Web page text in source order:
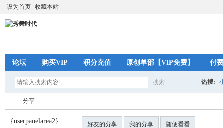
设为首页 收藏本站
论坛 购买VIP 积分充值 原创单部【VIP免费】 付
搜索 热搜:
分享
{userpanelarea2} 好友的分享 我的分享 随便看看